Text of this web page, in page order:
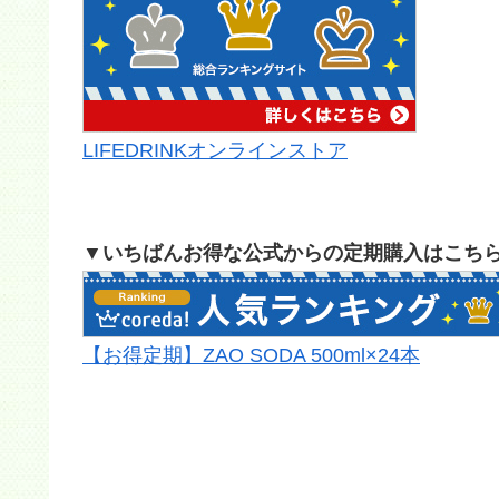
LIFEDRINKオンラインストア
▼いちばんお得な公式からの定期購入はこち
【お得定期】ZAO SODA 500ml×24本